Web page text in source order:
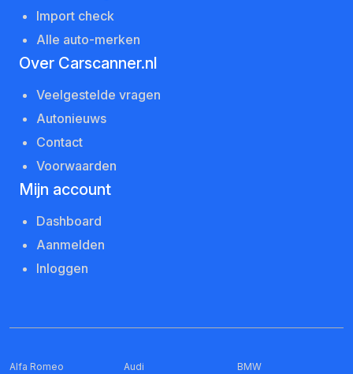
Import check
Alle auto-merken
Over Carscanner.nl
Veelgestelde vragen
Autonieuws
Contact
Voorwaarden
Mijn account
Dashboard
Aanmelden
Inloggen
Alfa Romeo Audi BMW